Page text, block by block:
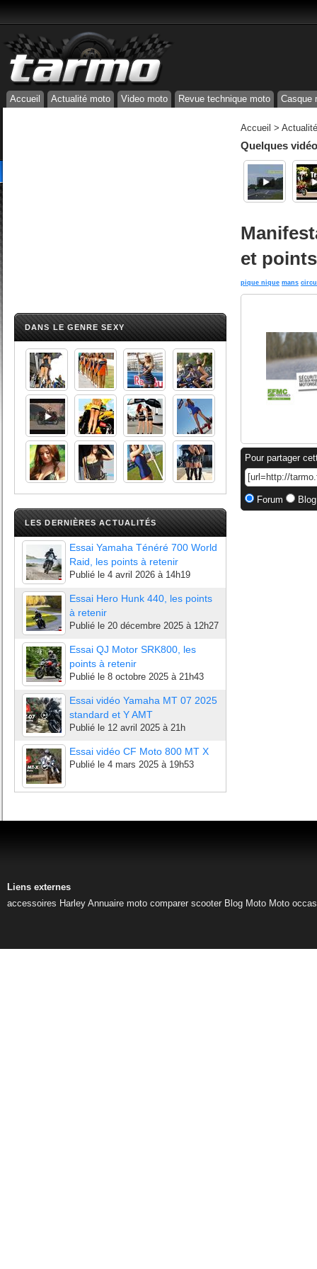
Accueil Actualité moto Video moto Revue technique moto Casque
DANS LE GENRE SEXY
LES DERNIÈRES ACTUALITÉS
Essai Yamaha Ténéré 700 World
Raid, les points à retenir
Publié le 4 avril 2026 à 14h19
Essai Hero Hunk 440, les points
à retenir
Publié le 20 décembre 2025 à 12h27
Essai QJ Motor SRK800, les
points à retenir
Publié le 8 octobre 2025 à 21h43
Essai vidéo Yamaha MT 07 2025
standard et Y AMT
Publié le 12 avril 2025 à 21h
Essai vidéo CF Moto 800 MT X
Publié le 4 mars 2025 à 19h53
Accueil >
Quelques
et
pique nique mans
Pour partager
Forum
Liens externes
accessoires Harley Annuaire moto comparer scooter Blog Moto Moto